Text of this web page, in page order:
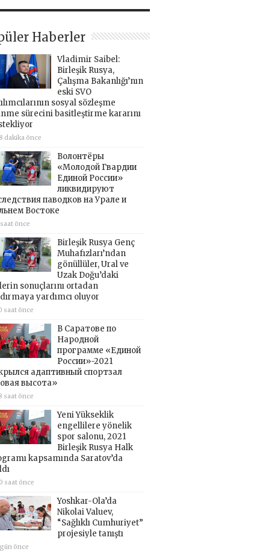
Haberler
Vladimir Saibel:
Birleşik Rusya,
Çalışma Bakanlığı’nın
eski SVO
sosyal sözleşme
sürecini basitleştirme kararını
dakika önce
Волонтёры
«Молодой Гвардии
Единой России»
ликвидируют
паводков на Урале и
Востоке
önce
Birleşik Rusya Genç
Muhafızları’ndan
gönüllüler, Ural ve
Uzak Doğu’daki
sonuçlarını ortadan
yardımcı oluyor
saat önce
В Саратове по
Народной
программе «Единой
России»-2021
адаптивный спортзал
высота»
saat önce
Yeni Yükseklik
engellilere yönelik
spor salonu, 2021
Birleşik Rusya Halk
kapsamında Saratov’da
saat önce
Yoshkar-Ola’da
Nikolai Valuev,
“Sağlıklı Cumhuriyet”
projesiyle tanıştı
önce